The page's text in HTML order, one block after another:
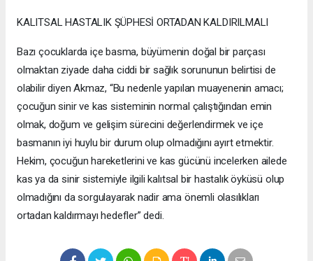
KALITSAL HASTALIK ŞÜPHESİ ORTADAN KALDIRILMALI
Bazı çocuklarda içe basma, büyümenin doğal bir parçası
olmaktan ziyade daha ciddi bir sağlık sorununun belirtisi de
olabilir diyen Akmaz, “Bu nedenle yapılan muayenenin amacı;
çocuğun sinir ve kas sisteminin normal çalıştığından emin
olmak, doğum ve gelişim sürecini değerlendirmek ve içe
basmanın iyi huylu bir durum olup olmadığını ayırt etmektir.
Hekim, çocuğun hareketlerini ve kas gücünü incelerken ailede
kas ya da sinir sistemiyle ilgili kalıtsal bir hastalık öyküsü olup
olmadığını da sorgulayarak nadir ama önemli olasılıkları
ortadan kaldırmayı hedefler” dedi.